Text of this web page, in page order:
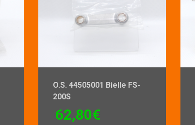
O.S. 44505001 Bielle FS-
200S
62,80€